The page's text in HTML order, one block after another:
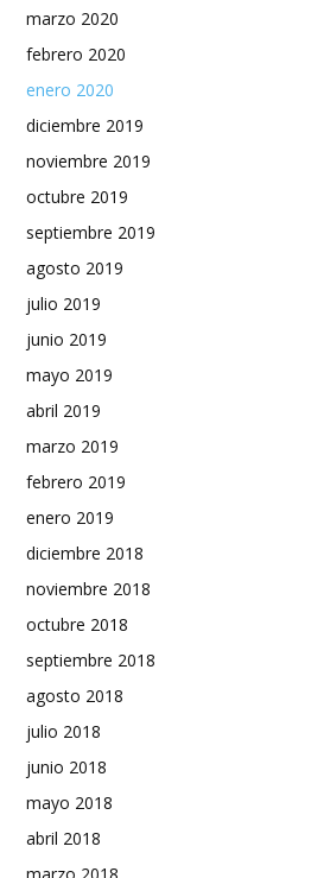
marzo 2020
febrero 2020
enero 2020
diciembre 2019
noviembre 2019
octubre 2019
septiembre 2019
agosto 2019
julio 2019
junio 2019
mayo 2019
abril 2019
marzo 2019
febrero 2019
enero 2019
diciembre 2018
noviembre 2018
octubre 2018
septiembre 2018
agosto 2018
julio 2018
junio 2018
mayo 2018
abril 2018